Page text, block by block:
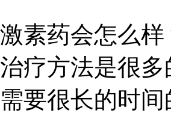
素药会怎么
疗方法是很
要很长的时